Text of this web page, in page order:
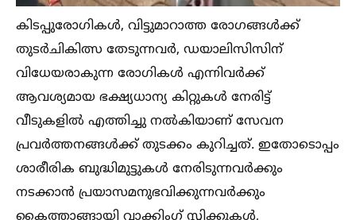
കിടപ്പുരോഗികള്‍, വിട്ടുമാറാത്ത രോഗങ്ങള്‍ക്ക്
തുടർചികിത്സ തേടുന്നവർ, ഡയാലിസിസിന്
വിധേയരാകുന്ന രോഗികള്‍ എന്നിവർക്ക്
ആവശ്യമായ ഭക്ഷ്യധാന്യ കിറ്റുകള്‍ നേരിട്ട്
വീടുകളില്‍ എത്തിച്ചു നല്‍കിയാണ് സേവന
പ്രവർത്തനങ്ങള്‍ക്ക് തുടക്കം കുറിച്ചത്. ഇതോടൊപ്പം
ശാരീരിക ബുദ്ധിമുട്ടുകള്‍ നേരിടുന്നവർക്കും
നടക്കാൻ പ്രയാസമനുഭവിക്കുന്നവർക്കും